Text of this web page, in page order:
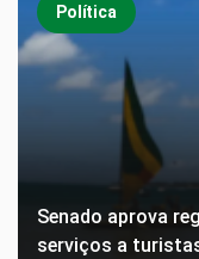
Política
Senado aprova
serviços a